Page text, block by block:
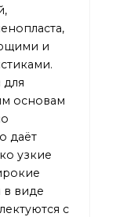
и
основам
даёт
узкие
в виде
с